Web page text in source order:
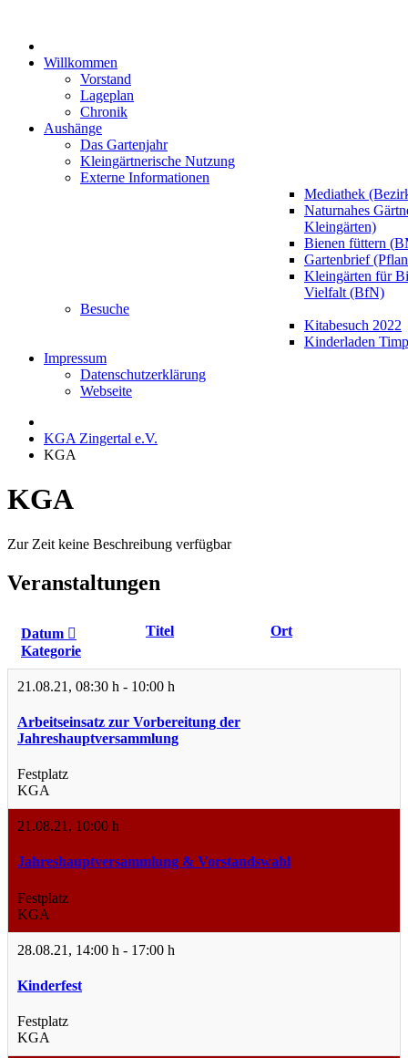
Willkommen
Vorstand
Lageplan
Chronik
Aushänge
Das Gartenjahr
Kleingärtnerische Nutzung
Externe Informationen
Mediathek
Naturnahes
Kleingärten)
Bienen füttern
Gartenbrief
Kleingärten für
Vielfalt (BfN)
Besuche
Kitabesuch 2022
Kinderladen
Impressum
Datenschutzerklärung
Webseite
KGA Zingertal e.V.
KGA
KGA
Zur Zeit keine Beschreibung verfügbar
Veranstaltungen
Datum Titel
Ort
Kategorie
21.08.21 , 08:30 h - 10:00 h
Arbeitseinsatz zur Vorbereitung der
Jahreshauptversammlung
Festplatz
KGA
21.08.21 , 10:00 h
Jahreshauptversammlung & Vorstandswahl
Festplatz
KGA
28.08.21 , 14:00 h - 17:00 h
Kinderfest
Festplatz
KGA